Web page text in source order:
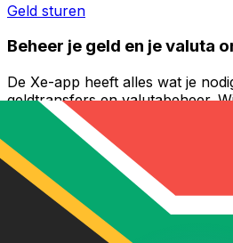
Geld sturen
Beheer je geld en je valuta
De Xe-app heeft alles wat je
geldtransfers en valutabeheer.
koerswaarschuwingen in en
buitenland zonder verborgen
vandaag nog!